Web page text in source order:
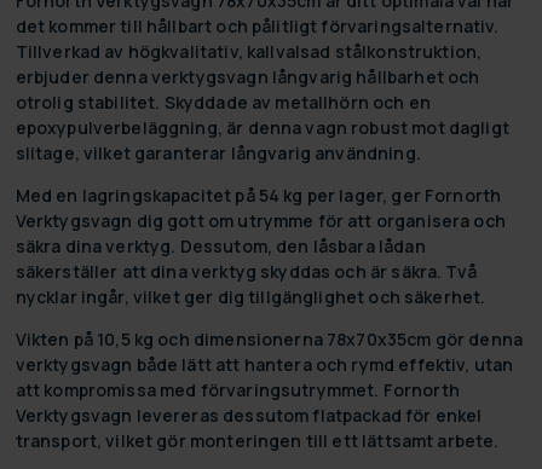
det kommer till hållbart och pålitligt förvaringsalternativ.
Tillverkad av högkvalitativ, kallvalsad stålkonstruktion,
erbjuder denna verktygsvagn långvarig hållbarhet och
otrolig stabilitet. Skyddade av metallhörn och en
epoxypulverbeläggning, är denna vagn robust mot dagligt
slitage, vilket garanterar långvarig användning.
Med en lagringskapacitet på 54 kg per lager, ger Fornorth
Verktygsvagn dig gott om utrymme för att organisera och
säkra dina verktyg. Dessutom, den låsbara lådan
säkerställer att dina verktyg skyddas och är säkra. Två
nycklar ingår, vilket ger dig tillgänglighet och säkerhet.
Vikten på 10,5 kg och dimensionerna 78x70x35cm gör denna
verktygsvagn både lätt att hantera och rymd effektiv, utan
att kompromissa med förvaringsutrymmet. Fornorth
Verktygsvagn levereras dessutom flatpackad för enkel
transport, vilket gör monteringen till ett lättsamt arbete.